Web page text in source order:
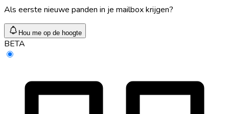
Als eerste nieuwe panden in je mailbox krijgen?
Hou me op de hoogte
BETA